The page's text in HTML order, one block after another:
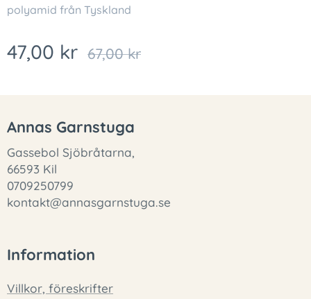
polyamid från Tyskland
47,00 kr 67,00kr
Annas Garnstuga
Gassebol Sjöbråtarna,
66593 Kil
0709250799
kontakt@annasgarnstuga.se
Information
Villkor, föreskrifter